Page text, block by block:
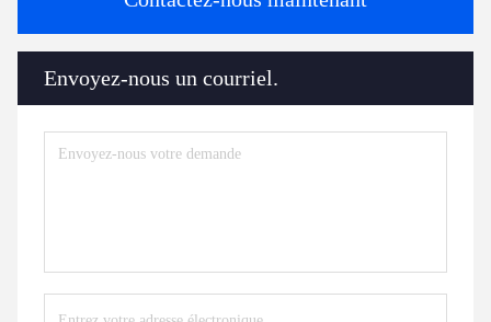
Envoyez-nous un courriel.